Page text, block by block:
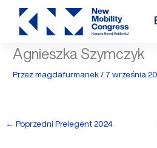
Przejdź
treści
Agnieszka Szymczyk
Przezmagdafurmanek/ 7 września
← Poprzedni Prelegent 2024